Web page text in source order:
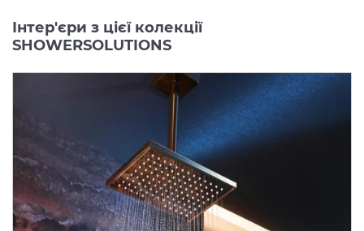
Інтер'єри з цієї колекції
SHOWERSOLUTIONS